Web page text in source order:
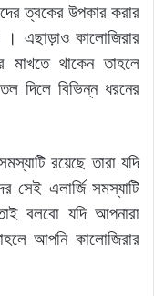
ত্বকের উপকার করার
। এছাড়াও কালোজিরার
মাখতে থাকেন তাহলে
দিলে বিভিন্ন ধরনের
রয়েছে তারা যদি
সেই এলার্জি সমস্যাটি
বলবো যদি আপনারা
আপনি কালোজিরার